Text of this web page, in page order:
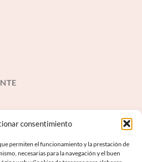
consentimiento
permiten el funcionamiento y la prestación de
necesarias para la navegación y el buen